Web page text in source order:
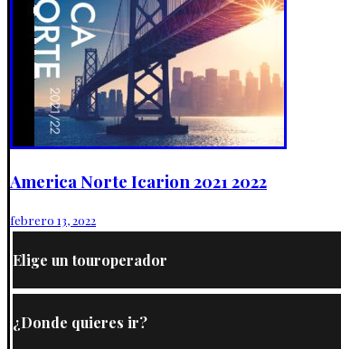
America Norte Icarion 2021 2022
febrero 13, 2022
Elige un touroperador
¿Donde quieres ir?